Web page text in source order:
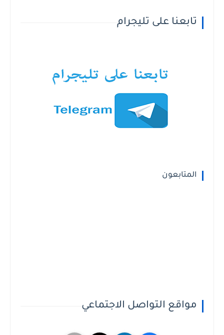
تابعنا على تليجرام
المتابعون
مواقع التواصل الاجتماعي